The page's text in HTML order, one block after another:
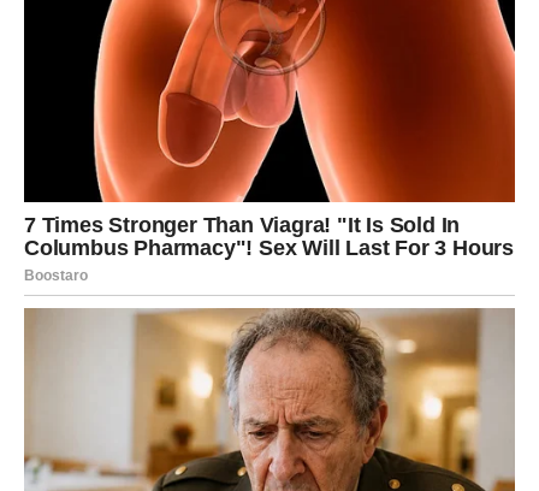
Jedna osoba mogla bi vam otvoreno pokazati emocije
koje je dugo skrivala. Slobodni Blizanci mogli bi upoznati
nekoga ko će ih odmah privući energijom i načinom
komunikacije, dok će oni koji su u vezi konačno riješiti
problem koji ih dugo opterećuje.
Zvijezde vam poručuju da slušate svoje srce jer će vam
upravo emocije pokazati pravi put.
Posao i novac počinju dolaziti u
mnogo bolju fazu
Iako ste u prethodnom periodu često imali osjećaj da se
trudite bez pravih rezultata, sada se situacija počinje
mijenjati.